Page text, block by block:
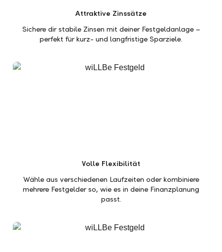
Attraktive Zinssätze
Sichere dir stabile Zinsen mit deiner Festgeldanlage –
perfekt für kurz- und langfristige Sparziele.
Volle Flexibilität
Wähle aus verschiedenen Laufzeiten oder kombiniere
mehrere Festgelder so, wie es in deine Finanzplanung
passt.